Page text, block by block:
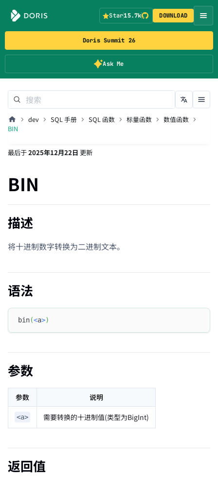
Doris Summit 26
Ask Me
Star15.7k DOWNLOAD
dev SQL 手册 SQL 函数 标量函数
数值函数
BIN
最后于2025年12月22日 更新
BIN
描述
将十进制数字转换为二进制文本。
语法
bin(<a>)
参数
参数 说明
<a> 需要转换的十进制值(类型为BigInt)
返回值